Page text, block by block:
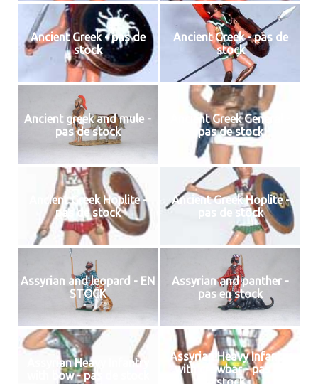
Ancient Greek - pas de
stock
Ancient Greek - pas de
stock
Ancient greek and mule -
pas de stock
Ancient Greek General -
pas de stock
Ancient Greek Hoplite -
pas de stock
Ancient Greek Hoplite -
pas de stock
Assyrian and leopard - EN
STOCK
Assyrian and panther -
pas en stock
Assyrian Heavy Infantry
with bow - pas de stock
Assyrian Heavy Infantry
with crowbar - pas de